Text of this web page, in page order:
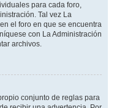
para cada foro,
Tal vez La
el foro en que se encuentra
con La Administración
archivos.
conjunto de reglas para